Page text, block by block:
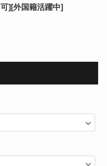
可][外国籍活躍中]